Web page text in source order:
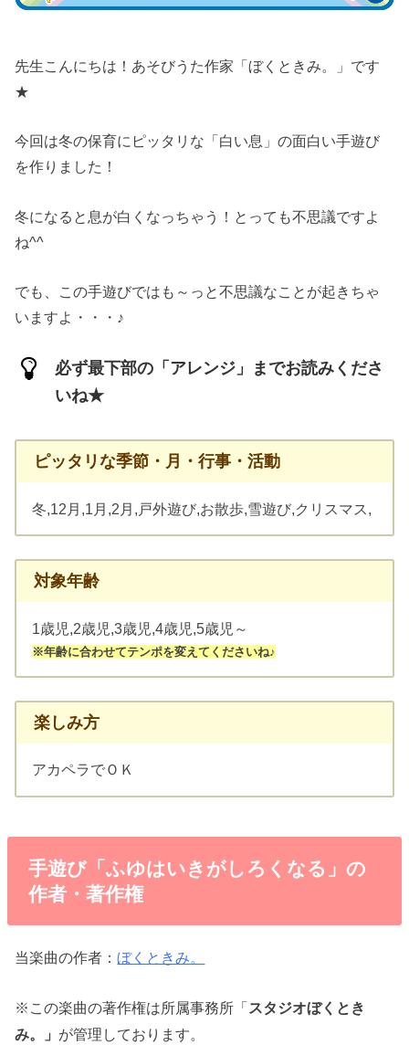
先生こんにちは！あそびうた作家「ぼくときみ。」です
★
今回は冬の保育にピッタリな「白い息」の面白い手遊び
を作りました！
冬になると息が白くなっちゃう！とっても不思議ですよ
ね^^
でも、この手遊びではも～っと不思議なことが起きちゃ
いますよ・・・♪
必ず最下部の「アレンジ」までお読みくださ
いね★
ピッタリな季節・月・行事・活動
冬,12月,1月,2月,戸外遊び,お散歩,雪遊び,クリスマス,
対象年齢
1歳児,2歳児,3歳児,4歳児,5歳児～
※年齢に合わせてテンポを変えてくださいね♪
楽しみ方
アカペラでＯＫ
手遊び「ふゆはいきがしろくなる」の
作者・著作権
当楽曲の作者：ぼくときみ。
※この楽曲の著作権は所属事務所「 スタジオぼくとき
み。」 が管理しております。